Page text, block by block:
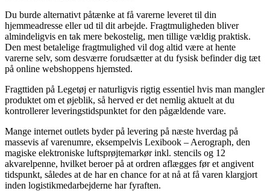
Du burde alternativt påtænke at få varerne leveret til din
hjemmeadresse eller ud til dit arbejde. Fragtmuligheden bliver
almindeligvis en tak mere bekostelig, men tillige vældig praktisk.
Den mest betalelige fragtmulighed vil dog altid være at hente
varerne selv, som desværre forudsætter at du fysisk befinder dig tæt
på online webshoppens hjemsted.
Fragttiden på Legetøj er naturligvis rigtig essentiel hvis man mangler
produktet om et øjeblik, så herved er det nemlig aktuelt at du
kontrollerer leveringstidspunktet for den pågældende vare.
Mange internet outlets byder på levering på næste hverdag på
massevis af varenumre, eksempelvis Lexibook – Aerograph, den
magiske elektroniske luftsprøjtemarkør inkl. stencils og 12
akvarelpenne, hvilket beroer på at ordren aflægges før et angivent
tidspunkt, således at de har en chance for at nå at få varen klargjort
inden logistikmedarbejderne har fyraften.